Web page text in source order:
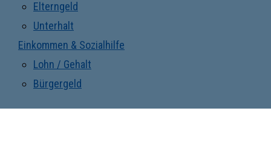
Elterngeld
Unterhalt
Einkommen & Sozialhilfe
Lohn / Gehalt
Bürgergeld